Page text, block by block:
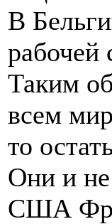
В
рабочей
Таким
всем
то
Они и не
США